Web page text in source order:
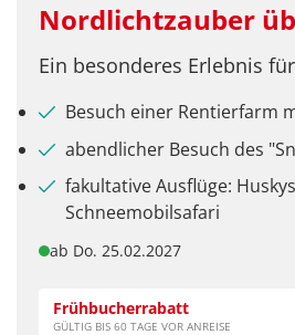
Link kopieren
Nordlichtzauber
Ein besonderes Erlebnis
Besuch einer Rentierfarm
abendlicher Besuch des
fakultative Ausflüge:
Schneemobilsafari
ab Do. 25.02.2027
Frühbucherrabatt
GÜLTIG BIS 60 TAGE VOR ANREISE